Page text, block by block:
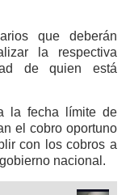
que deberán
la respectiva
de quien está
la fecha límite de
el cobro oportuno
con los cobros a
nacional.